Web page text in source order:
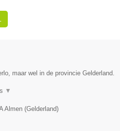
maar wel in de provincie Gelderland.
▼
Almen(Gelderland)